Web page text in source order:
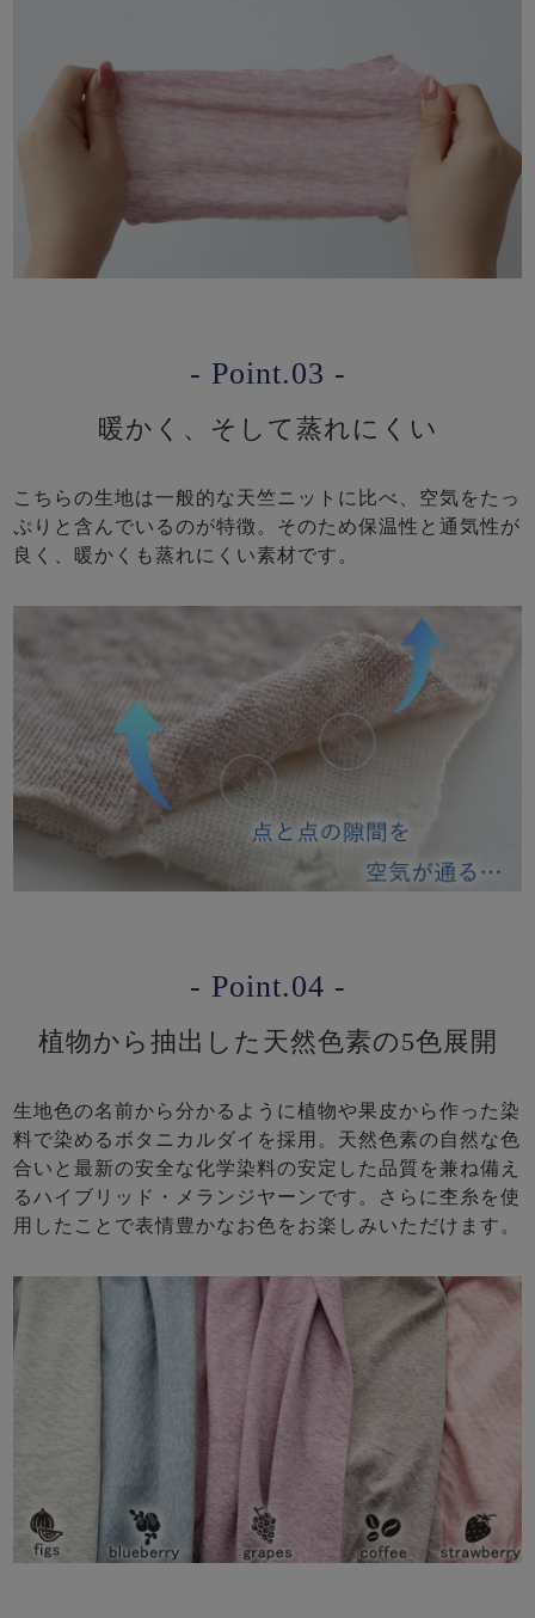
- Point.03 -
暖かく、そして蒸れにくい
こちらの生地は一般的な天竺ニットに比べ、空気をたっ
ぷりと含んでいるのが特徴。そのため保温性と通気性が
良く、暖かくも蒸れにくい素材です。
- Point.04 -
植物から抽出した天然色素の5色展開
生地色の名前から分かるように植物や果皮から作った染
料で染めるボタニカルダイを採用。天然色素の自然な色
合いと最新の安全な化学染料の安定した品質を兼ね備え
るハイブリッド・メランジヤーンです。さらに杢糸を使
用したことで表情豊かなお色をお楽しみいただけます。